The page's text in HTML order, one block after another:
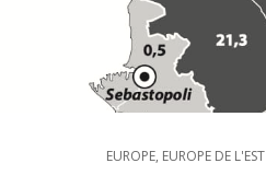
EUROPE, EUROPE DE L'EST